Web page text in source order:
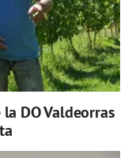
DO Valdeorras